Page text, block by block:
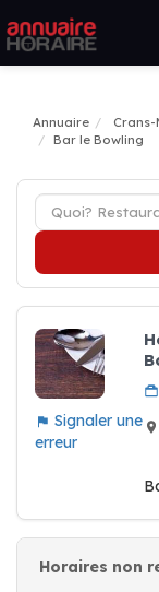
Annuaire
Bar le Bowling
Signaler une
erreur
Horaires non